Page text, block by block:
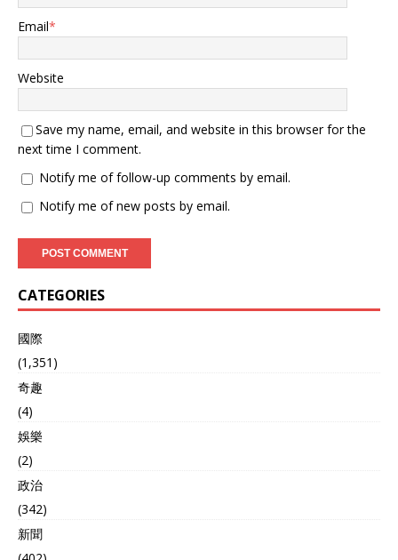
Email*
Website
Save my name, email, and website in this browser for the
next time I comment.
Notify me of follow-up comments by email.
Notify me of new posts by email.
CATEGORIES
國際
(1,351)
奇趣
(4)
娛樂
(2)
政治
(342)
新聞